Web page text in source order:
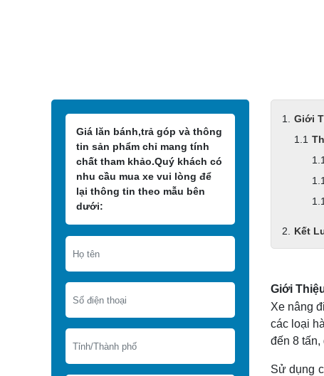
Giá lăn bánh,trả góp và thông
tin sản phẩm chỉ mang tính
chất tham khảo.Quý khách có
nhu cầu mua xe vui lòng để
lại thông tin theo mẫu bên
dưới:
Giới
Kết
Giới
Xe nâng
các loại
đến 8
Sử dụng